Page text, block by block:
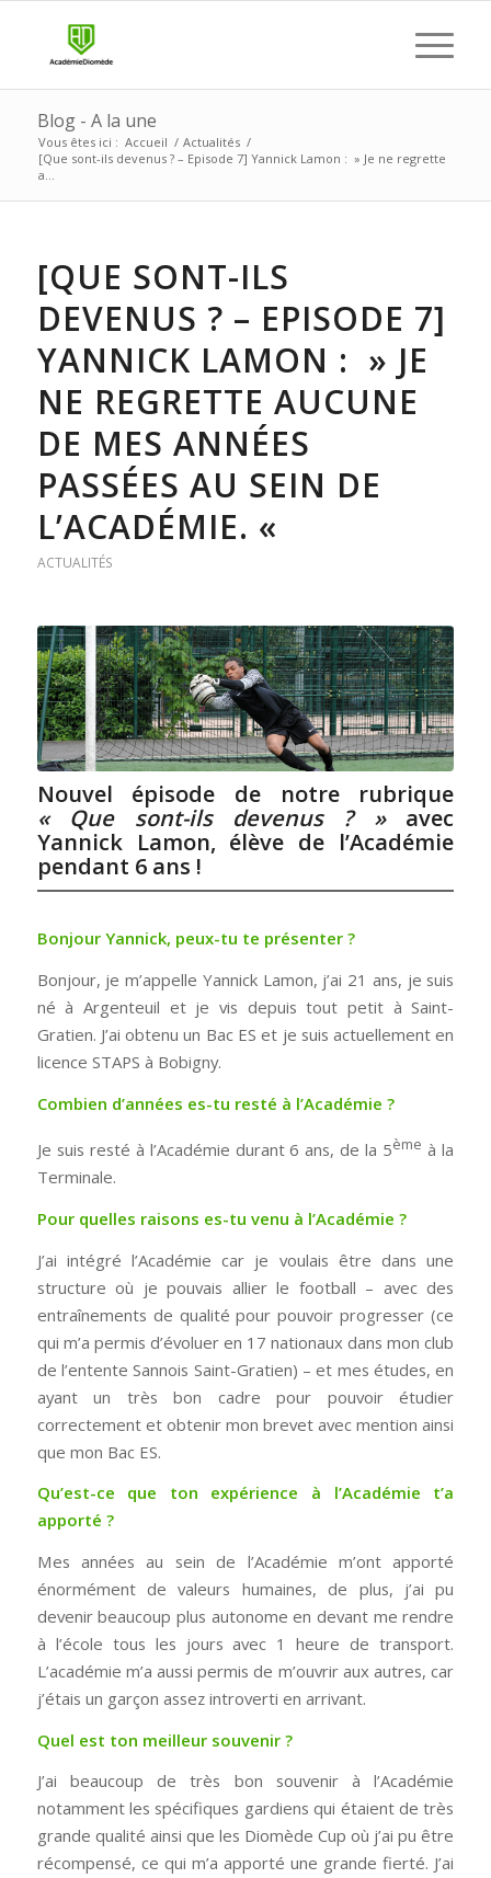
Blog - A la une
Vous êtes ici : Accueil / Actualités /
[Que sont-ils devenus ? – Episode 7] Yannick Lamon : » Je ne regrette
a...
[QUE SONT-ILS
DEVENUS ? – EPISODE 7]
YANNICK LAMON : » JE
NE REGRETTE AUCUNE
DE MES ANNÉES
PASSÉES AU SEIN DE
L’ACADÉMIE. «
ACTUALITÉS
Nouvel épisode de notre rubrique
« Que sont-ils devenus ? » avec
Yannick Lamon, élève de l’Académie
pendant 6 ans !
Bonjour Yannick, peux-tu te présenter ?
Bonjour, je m’appelle Yannick Lamon, j’ai 21 ans, je suis
né à Argenteuil et je vis depuis tout petit à Saint-
Gratien. J’ai obtenu un Bac ES et je suis actuellement en
licence STAPS à Bobigny.
Combien d’années es-tu resté à l’Académie ?
Je suis resté à l’Académie durant 6 ans, de la 5ème à la
Terminale.
Pour quelles raisons es-tu venu à l’Académie ?
J’ai intégré l’Académie car je voulais être dans une
structure où je pouvais allier le football – avec des
entraînements de qualité pour pouvoir progresser (ce
qui m’a permis d’évoluer en 17 nationaux dans mon club
de l’entente Sannois Saint-Gratien) – et mes études, en
ayant un très bon cadre pour pouvoir étudier
correctement et obtenir mon brevet avec mention ainsi
que mon Bac ES.
Qu’est-ce que ton expérience à l’Académie t’a
apporté ?
Mes années au sein de l’Académie m’ont apporté
énormément de valeurs humaines, de plus, j’ai pu
devenir beaucoup plus autonome en devant me rendre
à l’école tous les jours avec 1 heure de transport.
L’académie m’a aussi permis de m’ouvrir aux autres, car
j’étais un garçon assez introverti en arrivant.
Quel est ton meilleur souvenir ?
J’ai beaucoup de très bon souvenir à l’Académie
notamment les spécifiques gardiens qui étaient de très
grande qualité ainsi que les Diomède Cup où j’ai pu être
récompensé, ce qui m’a apporté une grande fierté. J’ai